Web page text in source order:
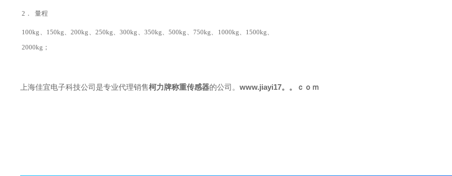
2． 量程
100kg、150kg、200kg、250kg、300kg、350kg、500kg、750kg、1000kg、1500kg、
2000kg；
上海佳宜电子科技公司是专业代理销售柯力牌称重传感器的公司。www.jiayi17。。ｃｏｍ